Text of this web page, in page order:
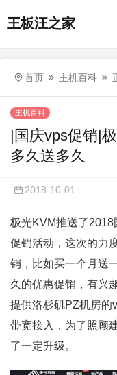
王板汪之家
首页 主机百科
主机百科
|国庆vps促销|
多久送多久
2018-10-01
极光KVM推送了
促销活动，这次的力
销，比如买一个月送
久的优惠促销，有兴
提供洛杉矶PZ机房的
带宽接入，为了照顾
了一定升级。